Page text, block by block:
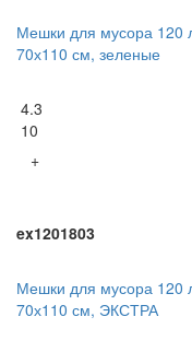
Мешки для мусора 120
70х110 см, зеленые
4.3
10
+
ex1201803
Мешки для мусора 120
70х110 см, ЭКСТРА